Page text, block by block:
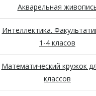
Акварельная
Интеллектика.
1-4 класов
Математический кружок
классов